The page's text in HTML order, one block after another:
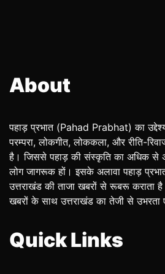
About
पहाड़ प्रभात (Pahad Prabhat) का
परम्परा, लोकगीत, लोककला, और रीति-
है। जिससे पहाड़ की संस्कृति का अधिक से
लोग जागरूक हों। इसके अलावा पहाड़
उत्तराखंड की ताजा खबरों से रूबरू कराता
खबरों के साथ उत्तराखंड का तेजी से उभरता
Quick Links